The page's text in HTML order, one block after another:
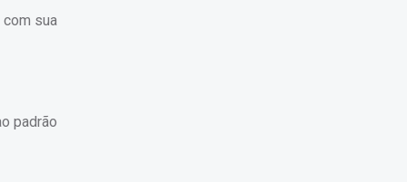
sua
padrão